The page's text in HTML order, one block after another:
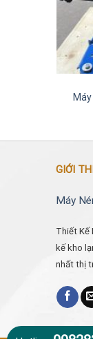
GIỚI
Máy
Thiết Kế
kế kho
nhất thị